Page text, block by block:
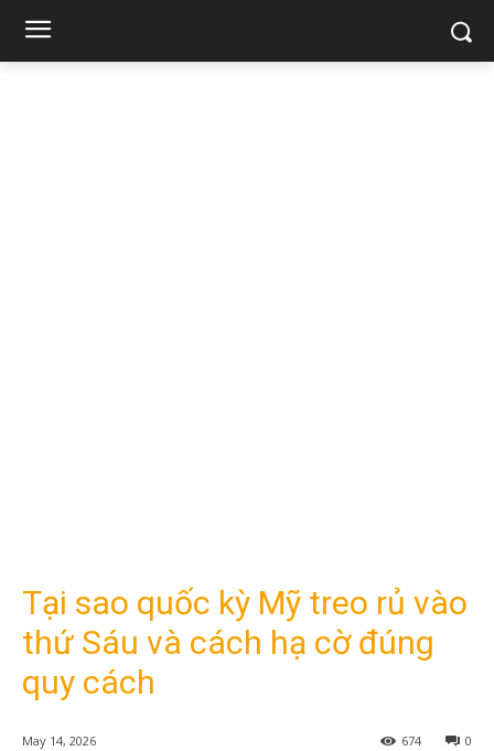
Tại sao quốc kỳ Mỹ treo rủ vào
thứ Sáu và cách hạ cờ đúng
quy cách
May 14, 2026 0
674